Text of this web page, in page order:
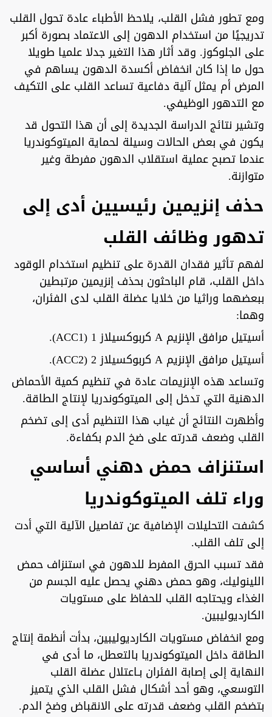
ومع تطور فشل القلب، يلاحظ الأطباء عادة تحول القلب
تدريجيًا من استخدام الدهون إلى الاعتماد بصورة أكبر
على الجلوكوز. وقد أثار هذا التغير جدلا علميا طويلا
حول ما إذا كان انخفاض أكسدة الدهون يساهم في
المرض أم يمثل آلية دفاعية تساعد القلب على التكيف
مع التدهور الوظيفي.
وتشير نتائج الدراسة الجديدة إلى أن هذا التحول قد
يكون في بعض الحالات وسيلة لحماية الميتوكوندريا
عندما تصبح عملية استقلاب الدهون مفرطة وغير
متوازنة.
حذف إنزيمين رئيسيين أدى إلى
تدهور وظائف القلب
لفهم تأثير فقدان القدرة على تنظيم استخدام الوقود
داخل القلب، قام الباحثون بحذف إنزيمين مرتبطين
ببعضهما وراثيا من خلايا عضلة القلب لدى الفئران،
وهما:
أسيتيل مرافق الإنزيم A كربوكسيلاز 1 (ACC1).
أسيتيل مرافق الإنزيم A كربوكسيلاز 2 (ACC2).
وتساعد هذه الإنزيمات عادة في تنظيم كمية الأحماض
الدهنية التي تدخل إلى الميتوكوندريا لإنتاج الطاقة.
وأظهرت النتائج أن غياب هذا التنظيم أدى إلى تضخم
القلب وضعف قدرته على ضخ الدم بكفاءة.
استنزاف حمض دهني أساسي
وراء تلف الميتوكوندريا
كشفت التحليلات الإضافية عن تفاصيل الآلية التي أدت
إلى تلف القلب.
فقد تسبب الحرق المفرط للدهون في استنزاف حمض
اللينوليك، وهو حمض دهني يحصل عليه الجسم من
الغذاء ويحتاجه القلب للحفاظ على مستويات
الكارديوليبين.
ومع انخفاض مستويات الكارديوليبين، بدأت أنظمة إنتاج
الطاقة داخل الميتوكوندريا بالتعطل، ما أدى في
النهاية إلى إصابة الفئران بـاعتلال عضلة القلب
التوسعي، وهو أحد أشكال فشل القلب الذي يتميز
بتضخم القلب وضعف قدرته على الانقباض وضخ الدم.